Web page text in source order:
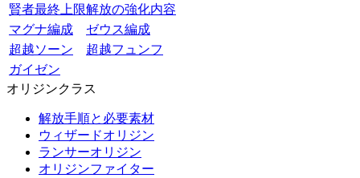
賢者最終上限解放の強化内容
マグナ編成
ゼウス編成
超越ソーン
超越フュンフ
ガイゼン
オリジンクラス
解放手順と必要素材
ウィザードオリジン
ランサーオリジン
オリジンファイター